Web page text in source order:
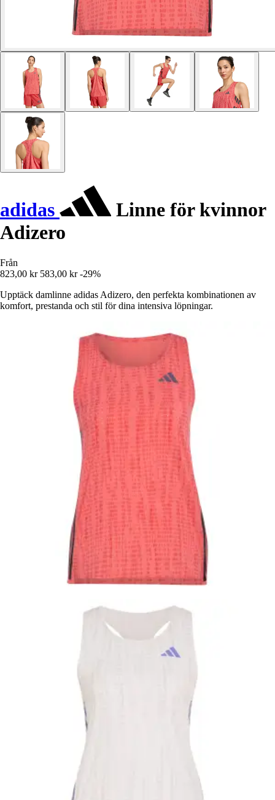
adidas
Linne för kvinnor
Adizero
Från
823,00 kr 583,00 kr -29%
Upptäck damlinne adidas Adizero, den perfekta kombinationen av
komfort, prestanda och stil för dina intensiva löpningar.